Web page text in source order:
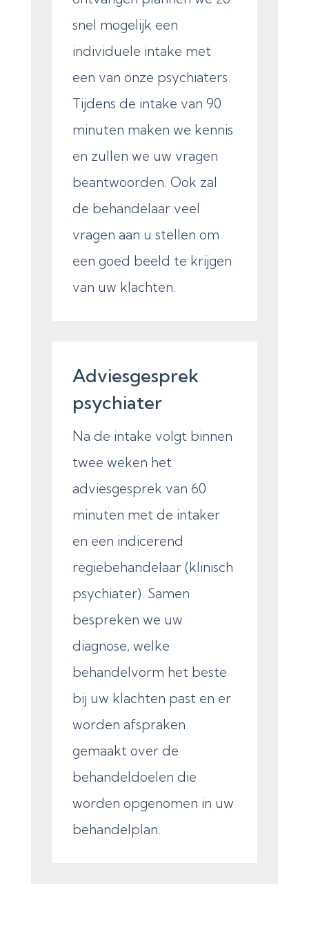
snel mogelijk een
individuele intake met
een van onze psychiaters.
Tijdens de intake van 90
minuten maken we kennis
en zullen we uw vragen
beantwoorden. Ook zal
de behandelaar veel
vragen aan u stellen om
een goed beeld te krijgen
van uw klachten.
Adviesgesprek
psychiater
Na de intake volgt binnen
twee weken het
adviesgesprek van 60
minuten met de intaker
en een indicerend
regiebehandelaar (klinisch
psychiater). Samen
bespreken we uw
diagnose, welke
behandelvorm het beste
bij uw klachten past en er
worden afspraken
gemaakt over de
behandeldoelen die
worden opgenomen in uw
behandelplan.